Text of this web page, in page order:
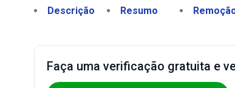
Descrição
Resumo
Faça uma verificação gratuita e